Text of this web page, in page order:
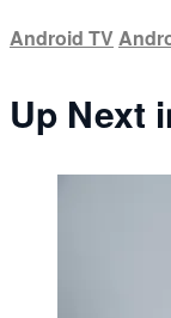
Android TV
Up Next